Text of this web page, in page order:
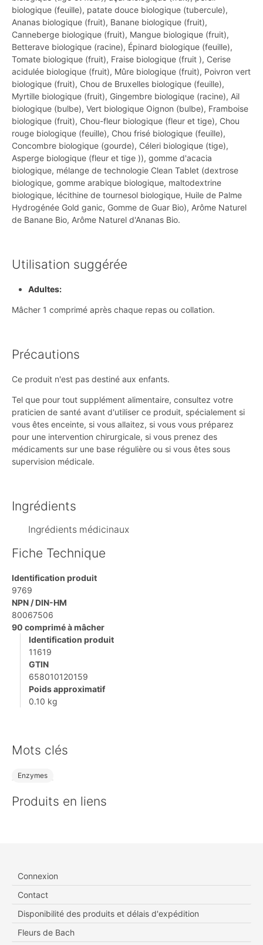
biologique (feuille), patate douce biologique (tubercule),
Ananas biologique (fruit), Banane biologique (fruit),
Canneberge biologique (fruit), Mangue biologique (fruit),
Betterave biologique (racine), Épinard biologique (feuille),
Tomate biologique (fruit), Fraise biologique (fruit ), Cerise
acidulée biologique (fruit), Mûre biologique (fruit), Poivron vert
biologique (fruit), Chou de Bruxelles biologique (feuille),
Myrtille biologique (fruit), Gingembre biologique (racine), Ail
biologique (bulbe), Vert biologique Oignon (bulbe), Framboise
biologique (fruit), Chou-fleur biologique (fleur et tige), Chou
rouge biologique (feuille), Chou frisé biologique (feuille),
Concombre biologique (gourde), Céleri biologique (tige),
Asperge biologique (fleur et tige )), gomme d'acacia
biologique, mélange de technologie Clean Tablet (dextrose
biologique, gomme arabique biologique, maltodextrine
biologique, lécithine de tournesol biologique, Huile de Palme
Hydrogénée Gold ganic, Gomme de Guar Bio), Arôme Naturel
de Banane Bio, Arôme Naturel d'Ananas Bio.
Utilisation suggérée
Adultes:
Mâcher 1 comprimé après chaque repas ou collation.
Précautions
Ce produit n'est pas destiné aux enfants.
Tel que pour tout supplément alimentaire, consultez votre
praticien de santé avant d'utiliser ce produit, spécialement si
vous êtes enceinte, si vous allaitez, si vous vous préparez
pour une intervention chirurgicale, si vous prenez des
médicaments sur une base régulière ou si vous êtes sous
supervision médicale.
Ingrédients
Ingrédients médicinaux
Fiche Technique
Identification produit
9769
NPN / DIN-HM
80067506
90 comprimé à mâcher
Identification produit
11619
GTIN
658010120159
Poids approximatif
0.10 kg
Mots clés
Enzymes
Produits en liens
Connexion
Contact
Disponibilité des produits et délais d'expédition
Fleurs de Bach